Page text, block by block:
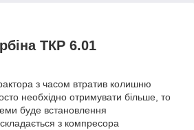
ТКР 6.01
з часом втратив колишню
необхідно отримувати більше, то
буде встановлення
з компресора